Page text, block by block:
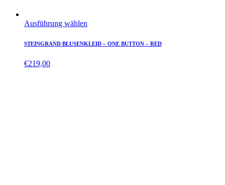
Ausführung wählen
STEINGRAND BLUSENKLEID – ONE BUTTON – RED
€219,00